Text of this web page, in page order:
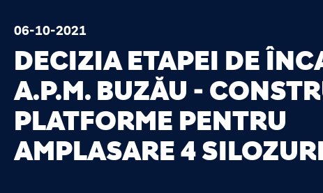
06-10-2021
DECIZIA ETAPEI DE
A.P.M. BUZĂU -
PLATFORME PENTRU
AMPLASARE 4